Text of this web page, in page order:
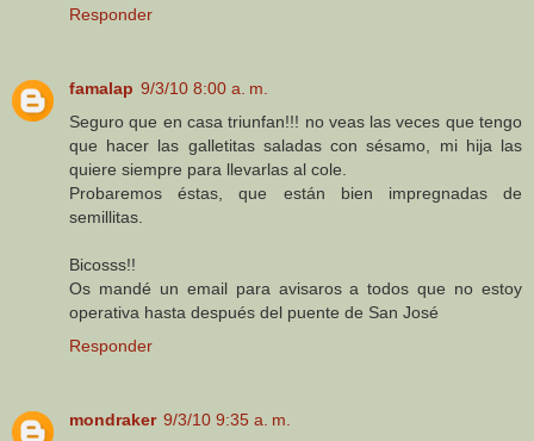
Responder
famalap 9/3/10 8:00 a. m.
Seguro que en casa triunfan!!! no veas las veces que tengo
que hacer las galletitas saladas con sésamo, mi hija las
quiere siempre para llevarlas al cole.
Probaremos éstas, que están bien impregnadas de
semillitas.
Bicosss!!
Os mandé un email para avisaros a todos que no estoy
operativa hasta después del puente de San José
Responder
mondraker 9/3/10 9:35 a. m.